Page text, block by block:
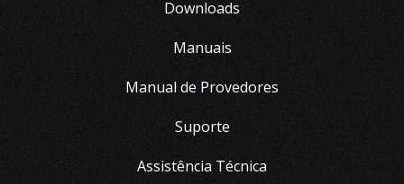
Downloads
Manuais
Manual de Provedores
Suporte
Assistência Técnica